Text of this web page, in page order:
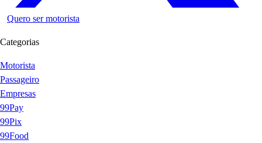
Quero ser motorista
Categorias
Motorista
Passageiro
Empresas
99Pay
99Pix
99Food